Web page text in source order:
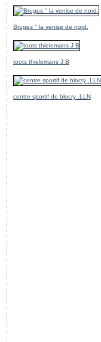
Bruges '' la venise de nord.
toots thielemans J B
centre sportif de blocry .LLN